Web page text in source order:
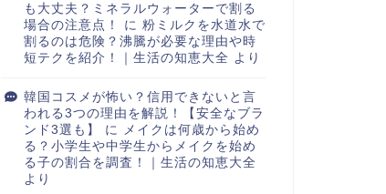
も大丈夫？ミネラルウォーターで割る
場合の注意点！
に 粉ミルクを水道水で
割るのは危険？沸騰が必要な理由や時
短テクを紹介！｜生活の知恵大全 より
韓国コスメが怖い？信用できないと言
われる3つの理由を解説！【安全なブラ
ンド3選も】
に メイクは何歳から始め
る？小学生や中学生からメイクを始め
る子の割合を調査！｜生活の知恵大全
より